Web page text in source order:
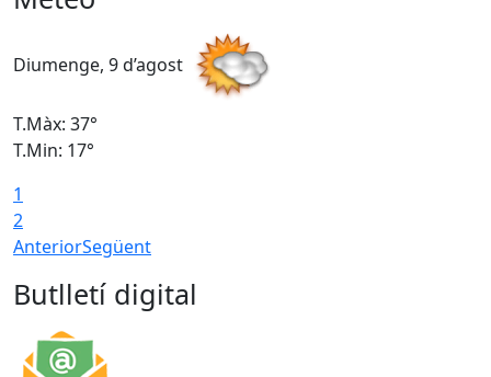
Diumenge, 9 d’agost
T.Màx: 37°
T.Min: 17°
1
2
AnteriorSegüent
Butlletí digital